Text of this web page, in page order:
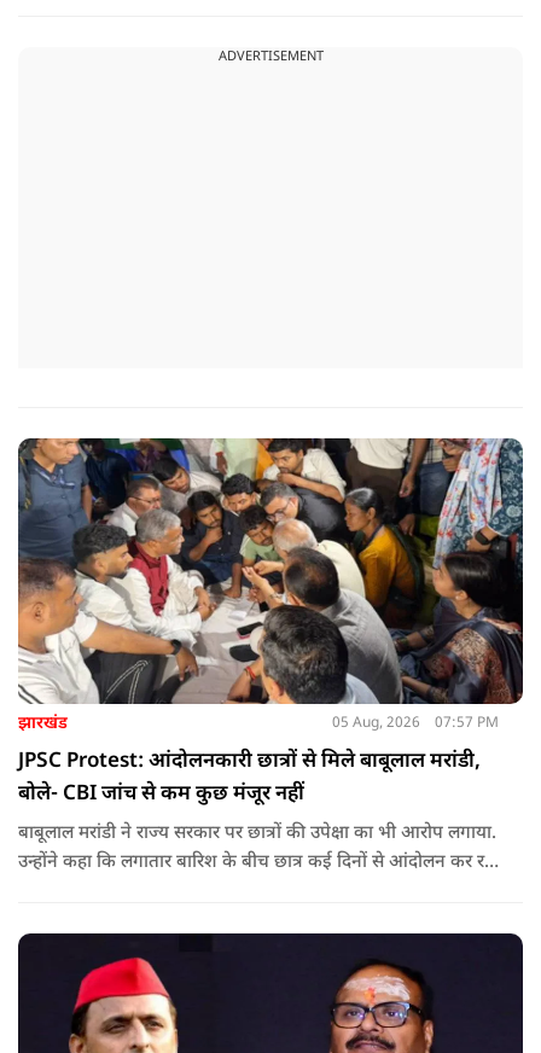
ADVERTISEMENT
झारखंड 05 Aug, 2026 07:57 PM
JPSC Protest: आंदोलनकारी छात्रों से मिले बाबूलाल मरांडी,
बोले- CBI जांच से कम कुछ मंजूर नहीं
बाबूलाल मरांडी ने राज्य सरकार पर छात्रों की उपेक्षा का भी आरोप लगाया.
उन्होंने कहा कि लगातार बारिश के बीच छात्र कई दिनों से आंदोलन कर रहे